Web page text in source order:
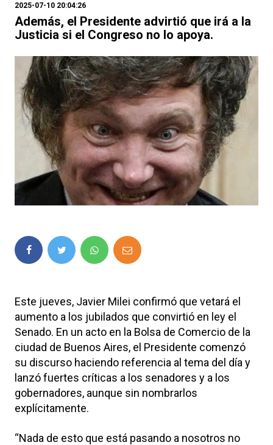
2025-07-10 20:04:26
Además, el Presidente advirtió que irá a la
Justicia si el Congreso no lo apoya.
Este jueves, Javier Milei confirmó que vetará el
aumento a los jubilados que convirtió en ley el
Senado. En un acto en la Bolsa de Comercio de la
ciudad de Buenos Aires, el Presidente comenzó
su discurso haciendo referencia al tema del día y
lanzó fuertes críticas a los senadores y a los
gobernadores, aunque sin nombrarlos
explícitamente.
“Nada de esto que está pasando a nosotros no